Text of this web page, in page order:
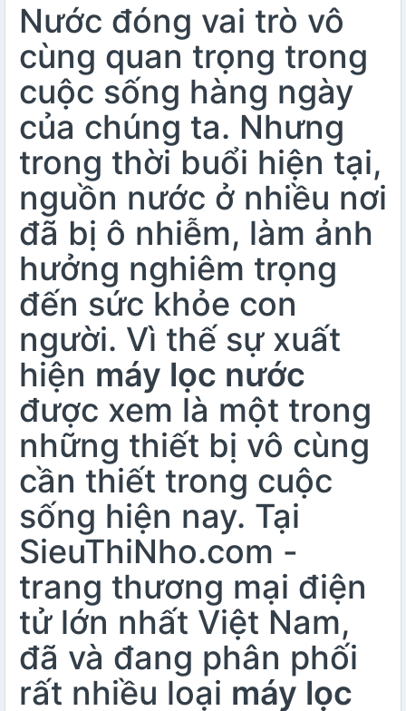
Nước đóng vai trò vô
cùng quan trọng trong
cuộc sống hàng ngày
của chúng ta. Nhưng
trong thời buổi hiện tại,
nguồn nước ở nhiều nơi
đã bị ô nhiễm, làm ảnh
hưởng nghiêm trọng
đến sức khỏe con
người. Vì thế sự xuất
hiện máy lọc nước
được xem là một trong
những thiết bị vô cùng
cần thiết trong cuộc
sống hiện nay. Tại
SieuThiNho.com -
trang thương mại điện
tử lớn nhất Việt Nam,
đã và đang phân phối
rất nhiều loại máy lọc